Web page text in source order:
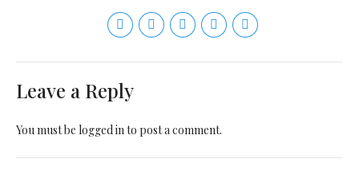
Leave a Reply
You must be logged into post a comment.